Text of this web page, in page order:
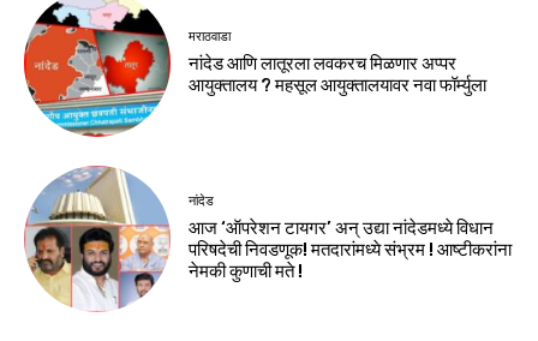
मराठवाडा
नांदेड आणि लातूरला लवकरच मिळणार अप्पर
आयुक्तालय ? महसूल आयुक्तालयावर नवा फॉर्म्युला
नांदेड
आज ‘ऑपरेशन टायगर’ अन् उद्या नांदेडमध्ये विधान
परिषदेची निवडणूक! मतदारांमध्ये संभ्रम ! आष्टीकरांना
नेमकी कुणाची मते !